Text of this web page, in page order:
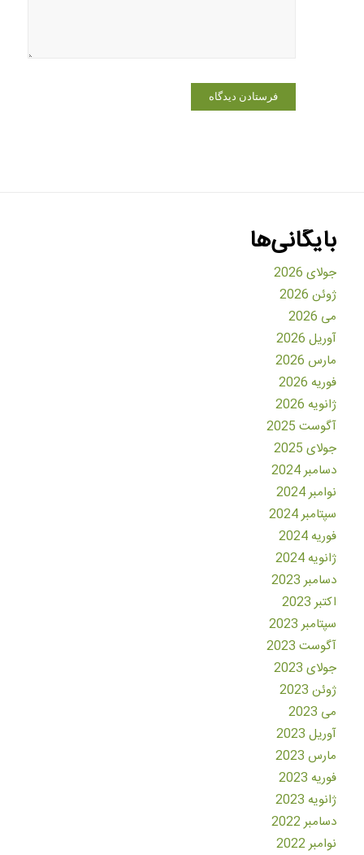
بایگانی‌ها
جولای 2026
ژوئن 2026
می 2026
آوریل 2026
مارس 2026
فوریه 2026
ژانویه 2026
آگوست 2025
جولای 2025
دسامبر 2024
نوامبر 2024
سپتامبر 2024
فوریه 2024
ژانویه 2024
دسامبر 2023
اکتبر 2023
سپتامبر 2023
آگوست 2023
جولای 2023
ژوئن 2023
می 2023
آوریل 2023
مارس 2023
فوریه 2023
ژانویه 2023
دسامبر 2022
نوامبر 2022